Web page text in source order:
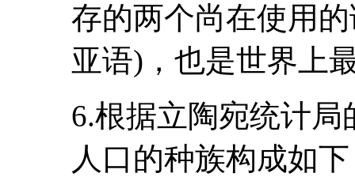
存的两个尚在使用
亚语)，也是世界上
6.根据立陶宛统计局
人口的种族构成如